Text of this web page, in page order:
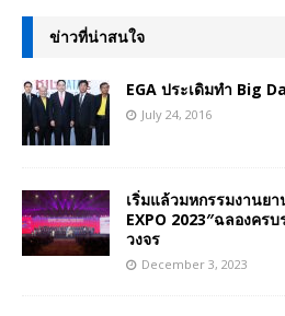
ข่าวที่น่าสนใจ
EGA ประเดิมทำ Big
July 24, 2016
เริ่มแล้วมหกรรมงานย
EXPO 2023″ฉลองคร
วงจร
December 3, 2023